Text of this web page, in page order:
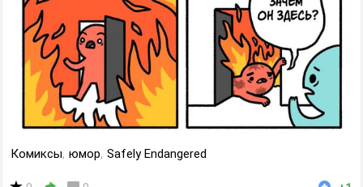
Комиксы, юмор, Safely Endangered